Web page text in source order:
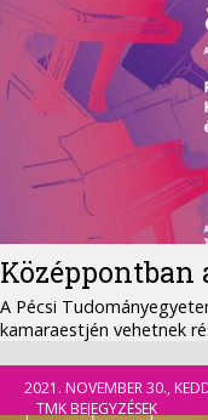
Középpontban
A Pécsi
kamaraestjén vehetnek
2021. NOVEMBER 30.,
TMK BEJEGYZÉSEK